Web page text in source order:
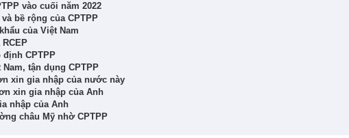
vào cuối năm 2022
bề rộng của CPTPP
của Việt Nam
CPTPP
tận dụng CPTPP
xin gia nhập của nước này
xin gia nhập của Anh
nhập của Anh
châu Mỹ nhờ CPTPP